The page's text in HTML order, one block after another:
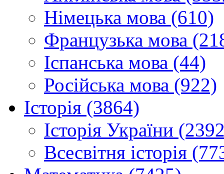
Німецька мова (610)
Французька мова
Іспанська мова (44)
Російська мова (922)
Історія (3864)
Історія України
Всесвітня історія